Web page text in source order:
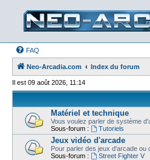
FAQ
Neo-Arcadia.com Index du forum
Il est 09 août 2026, 11:14
Matériel et technique
Vous voulez parler de système
Sous-forum :
Tutoriels
Jeux vidéo d'arcade
Pour parler des jeux d'arcade ou
Sous-forum :
Street Fighter V